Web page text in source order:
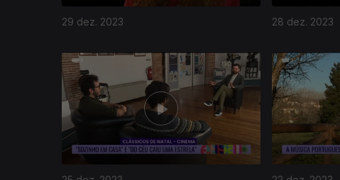
29 dez. 2023 28 dez. 2023